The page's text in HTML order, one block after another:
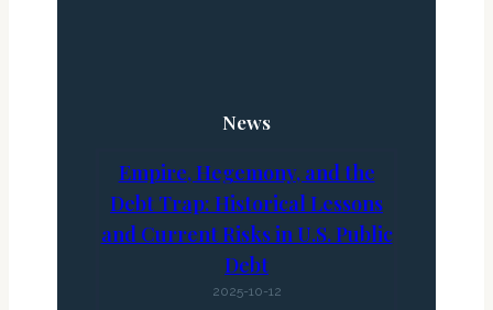
News
Empire, Hegemony, and the
Debt Trap: Historical Lessons
and Current Risks in U.S. Public
Debt
2025-10-12